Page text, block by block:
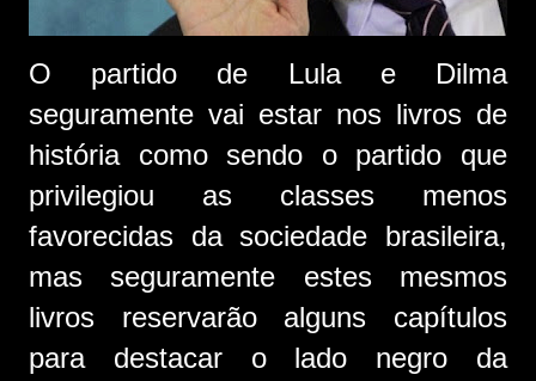
O partido de Lula e Dilma
seguramente vai estar nos livros de
história como sendo o partido que
privilegiou as classes menos
favorecidas da sociedade brasileira,
mas seguramente estes mesmos
livros reservarão alguns capítulos
para destacar o lado negro da